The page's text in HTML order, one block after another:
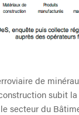
de
subit
secteur du